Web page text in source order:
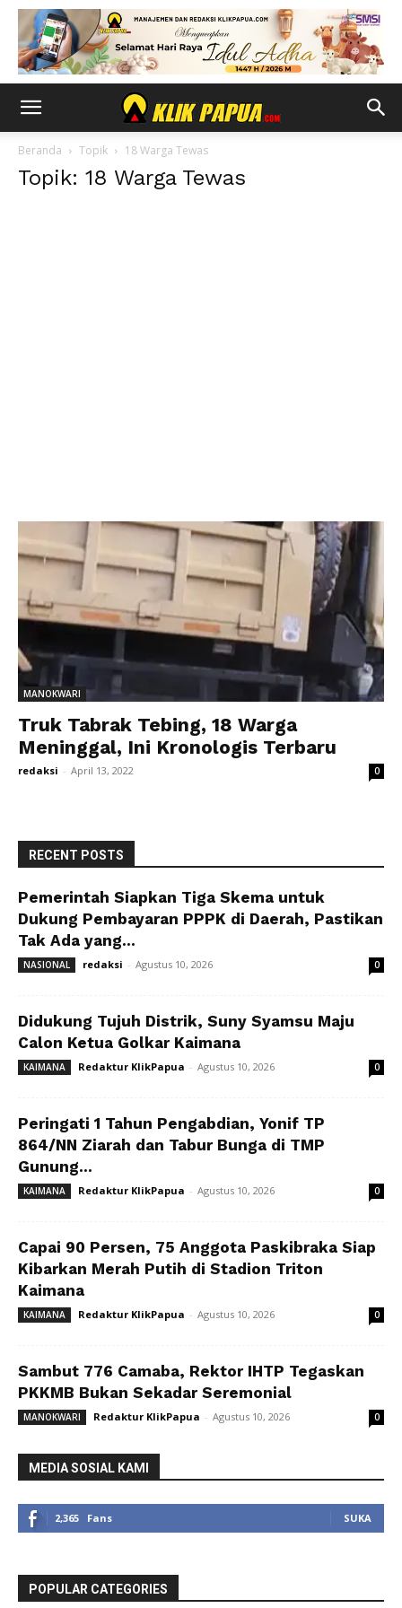
Beranda Topik 18 Warga Tewas
Topik: 18 Warga Tewas
MANOKWARI
Truk Tabrak Tebing, 18 Warga
Meninggal, Ini Kronologis Terbaru
redaksi - April 13, 2022 0
RECENT POSTS
Pemerintah Siapkan Tiga Skema untuk
Dukung Pembayaran PPPK di Daerah, Pastikan
Tak Ada yang...
NASIONAL redaksi - Agustus 10, 2026 0
Didukung Tujuh Distrik, Suny Syamsu Maju
Calon Ketua Golkar Kaimana
KAIMANA Redaktur KlikPapua - Agustus 10, 2026 0
Peringati 1 Tahun Pengabdian, Yonif TP
864/NN Ziarah dan Tabur Bunga di TMP
Gunung...
KAIMANA Redaktur KlikPapua - Agustus 10, 2026 0
Capai 90 Persen, 75 Anggota Paskibraka Siap
Kibarkan Merah Putih di Stadion Triton
Kaimana
KAIMANA Redaktur KlikPapua - Agustus 10, 2026 0
Sambut 776 Camaba, Rektor IHTP Tegaskan
PKKMB Bukan Sekadar Seremonial
MANOKWARI Redaktur KlikPapua - Agustus 10, 2026 0
MEDIA SOSIAL KAMI
2,365 Fans SUKA
POPULAR CATEGORIES